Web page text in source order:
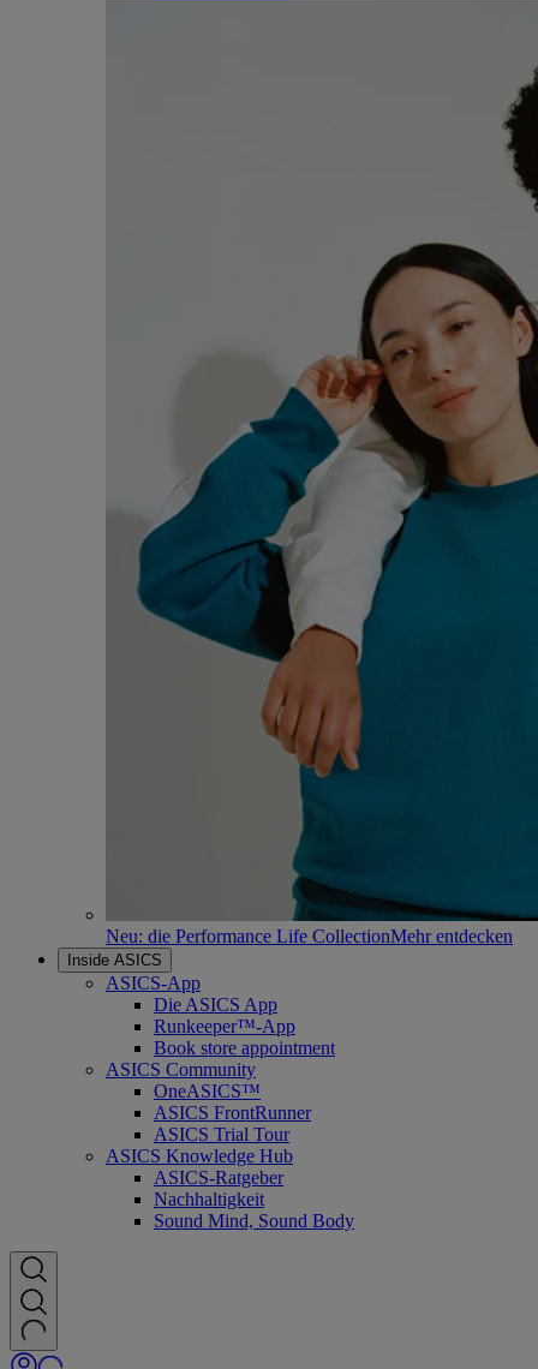
Neu: die Performance Life CollectionMehr entdecken
Inside ASICS
ASICS-App
Die ASICS App
Runkeeper™-App
Book store appointment
ASICS Community
OneASICS™
ASICS FrontRunner
ASICS Trial Tour
ASICS Knowledge Hub
ASICS-Ratgeber
Nachhaltigkeit
Sound Mind, Sound Body